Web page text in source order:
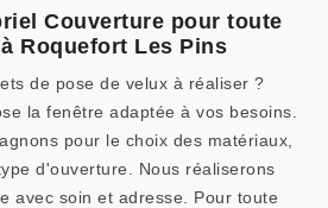
Couverture pour toute
Roquefort Les Pins
de pose de velux à réaliser ?
la fenêtre adaptée à vos besoins.
pour le choix des matériaux,
d'ouverture. Nous réaliserons
avec soin et adresse. Pour toute